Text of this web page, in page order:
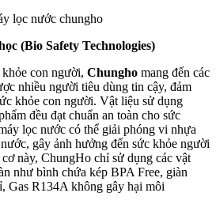
(Bio Safety Technologies)
con người, Chungho mang đến các
nhiều người tiêu dùng tin cậy, đảm
khỏe con người. Vật liệu sử dụng
đều đạt chuẩn an toàn cho sức
lọc nước có thể giải phóng vi nhựa
gây ảnh hưởng đến sức khỏe người
này, ChungHo chỉ sử dụng các vật
như bình chứa kép BPA Free, giàn
Gas R134A không gây hại môi